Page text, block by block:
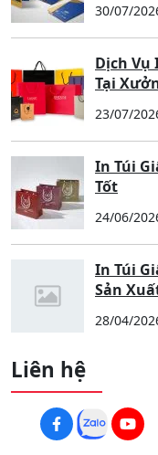
30/07/
Dịch Vụ
Tại
23/07/
In Túi
Tốt
24/06/
In Túi
Sản
28/04/
Liên hệ